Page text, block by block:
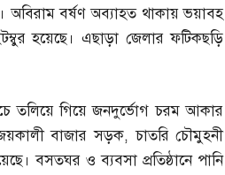
অবিরাম বর্ষণ অব্যাহত থাকায় ভয়াবহ
হয়েছে। এছাড়া জেলার ফটিকছড়ি
তলিয়ে গিয়ে জনদুর্ভোগ চরম আকার
বাজার সড়ক,চাতরি চৌমুহনী
বসতঘর ও ব্যবসা প্রতিষ্ঠানে পানি